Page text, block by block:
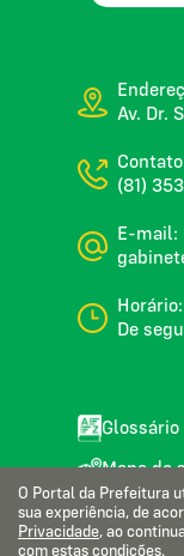
Av. Dr.
(81)
E-mail:
Horário:
De
Glossário
Mapa do
Manual
O Portal da Prefeitura
sua experiência, de
Privacidade, ao
com estas condições.